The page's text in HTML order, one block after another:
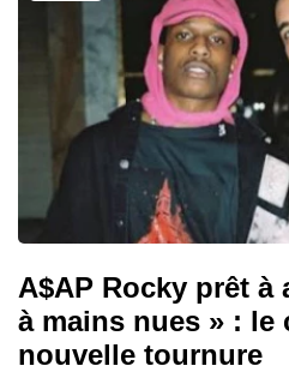
A$AP Rocky prêt à
à mains nues » : le
nouvelle tournure